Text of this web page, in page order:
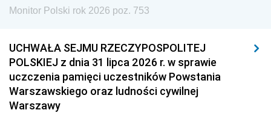
Monitor Polski rok 2026 poz. 753
UCHWAŁA SEJMU RZECZYPOSPOLITEJ
POLSKIEJ z dnia 31 lipca 2026 r. w sprawie
uczczenia pamięci uczestników Powstania
Warszawskiego oraz ludności cywilnej
Warszawy